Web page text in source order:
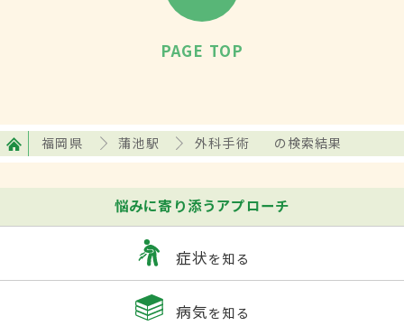
PAGE TOP
福岡県 蒲池駅 外科手術 の検索結果
悩みに寄り添うアプローチ
症状を知る
病気を知る